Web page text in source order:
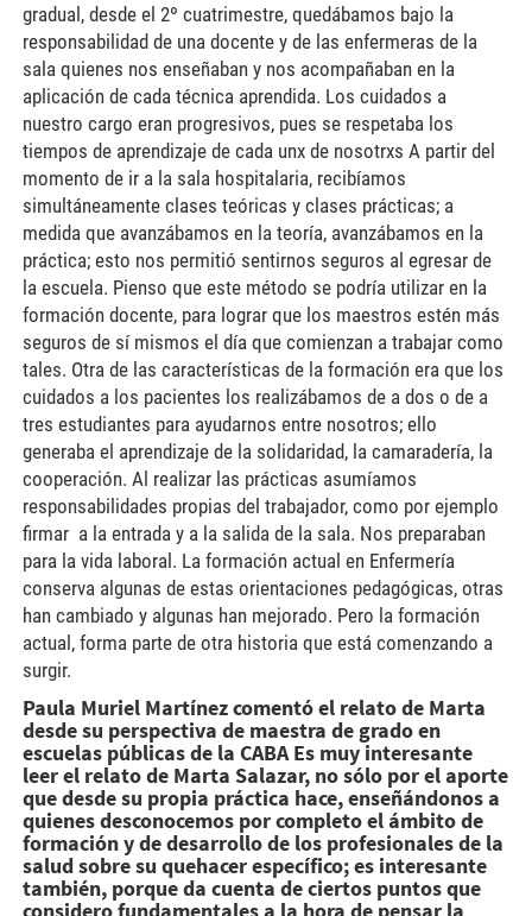
gradual, desde el 2º cuatrimestre, quedábamos bajo la
responsabilidad de una docente y de las enfermeras de la
sala quienes nos enseñaban y nos acompañaban en la
aplicación de cada técnica aprendida. Los cuidados a
nuestro cargo eran progresivos, pues se respetaba los
tiempos de aprendizaje de cada unx de nosotrxs A partir del
momento de ir a la sala hospitalaria, recibíamos
simultáneamente clases teóricas y clases prácticas; a
medida que avanzábamos en la teoría, avanzábamos en la
práctica; esto nos permitió sentirnos seguros al egresar de
la escuela. Pienso que este método se podría utilizar en la
formación docente, para lograr que los maestros estén más
seguros de sí mismos el día que comienzan a trabajar como
tales. Otra de las características de la formación era que los
cuidados a los pacientes los realizábamos de a dos o de a
tres estudiantes para ayudarnos entre nosotros; ello
generaba el aprendizaje de la solidaridad, la camaradería, la
cooperación. Al realizar las prácticas asumíamos
responsabilidades propias del trabajador, como por ejemplo
firmar a la entrada y a la salida de la sala. Nos preparaban
para la vida laboral. La formación actual en Enfermería
conserva algunas de estas orientaciones pedagógicas, otras
han cambiado y algunas han mejorado. Pero la formación
actual, forma parte de otra historia que está comenzando a
surgir.
Paula Muriel Martínez comentó el relato de Marta
desde su perspectiva de maestra de grado en
escuelas públicas de la CABA Es muy interesante
leer el relato de Marta Salazar, no sólo por el aporte
que desde su propia práctica hace, enseñándonos a
quienes desconocemos por completo el ámbito de
formación y de desarrollo de los profesionales de la
salud sobre su quehacer específico; es interesante
también, porque da cuenta de ciertos puntos que
considero fundamentales a la hora de pensar la